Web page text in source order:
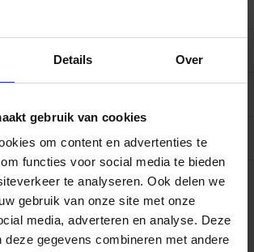
Details Over
gebruik van cookies
om content en advertenties te
functies voor social media te bieden
te analyseren. Ook delen we
gebruik van onze site met onze
media, adverteren en analyse. Deze
deze gegevens combineren met andere
per 100 gram
voor 15.00 uur besteld, dezelfde dag
€4,95